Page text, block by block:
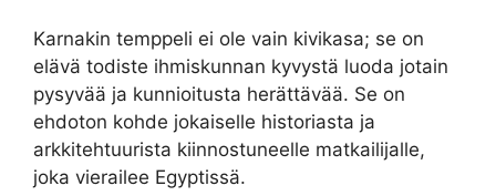
Karnakin temppeli ei ole vain kivikasa; se on
elävä todiste ihmiskunnan kyvystä luoda jotain
pysyvää ja kunnioitusta herättävää. Se on
ehdoton kohde jokaiselle historiasta ja
arkkitehtuurista kiinnostuneelle matkailijalle,
joka vierailee Egyptissä.